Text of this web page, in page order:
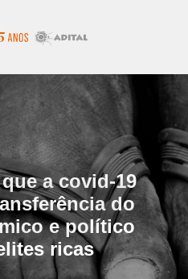
a covid-19
do
e político
ricas